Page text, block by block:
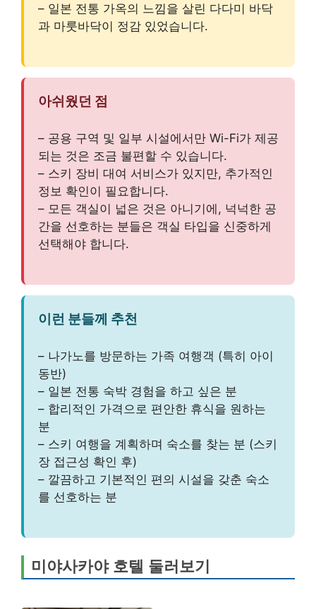
– 일본 전통 가옥의 느낌을 살린 다다미 바닥
과 마룻바닥이 정감 있었습니다.
아쉬웠던 점
– 공용 구역 및 일부 시설에서만 Wi-Fi가 제공
되는 것은 조금 불편할 수 있습니다.
– 스키 장비 대여 서비스가 있지만, 추가적인
정보 확인이 필요합니다.
– 모든 객실이 넓은 것은 아니기에, 넉넉한 공
간을 선호하는 분들은 객실 타입을 신중하게
선택해야 합니다.
이런 분들께 추천
– 나가노를 방문하는 가족 여행객 (특히 아이
동반)
– 일본 전통 숙박 경험을 하고 싶은 분
– 합리적인 가격으로 편안한 휴식을 원하는
분
– 스키 여행을 계획하며 숙소를 찾는 분 (스키
장 접근성 확인 후)
– 깔끔하고 기본적인 편의 시설을 갖춘 숙소
를 선호하는 분
미야사카야 호텔 둘러보기